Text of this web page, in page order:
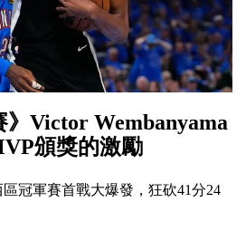
Victor Wembanyama
頒獎的激勵
區冠軍賽首戰大爆發，狂砍41分24